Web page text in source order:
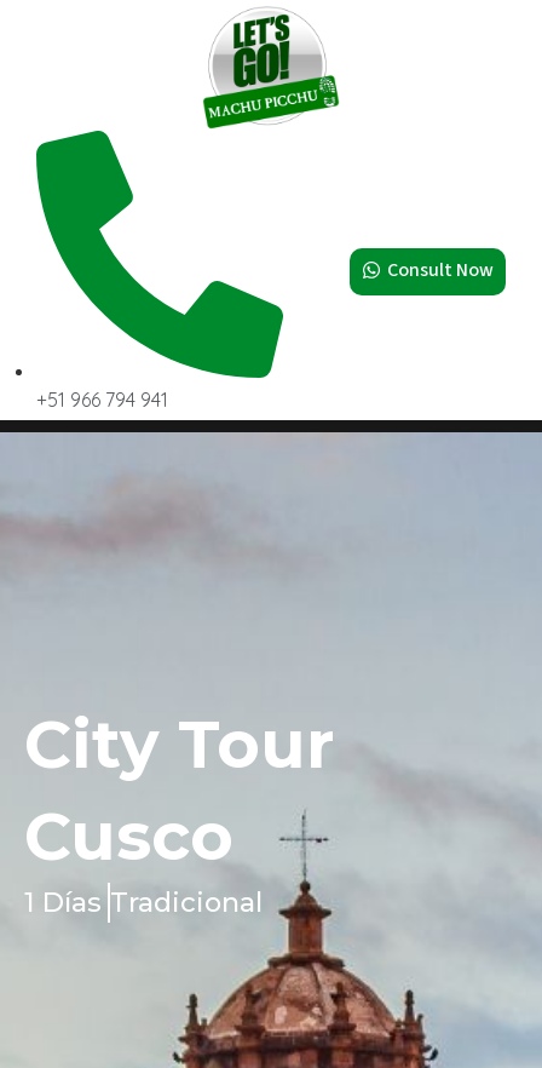
+51 966 794 941
Consult Now
City Tour
Cusco
1 Días Tradicional